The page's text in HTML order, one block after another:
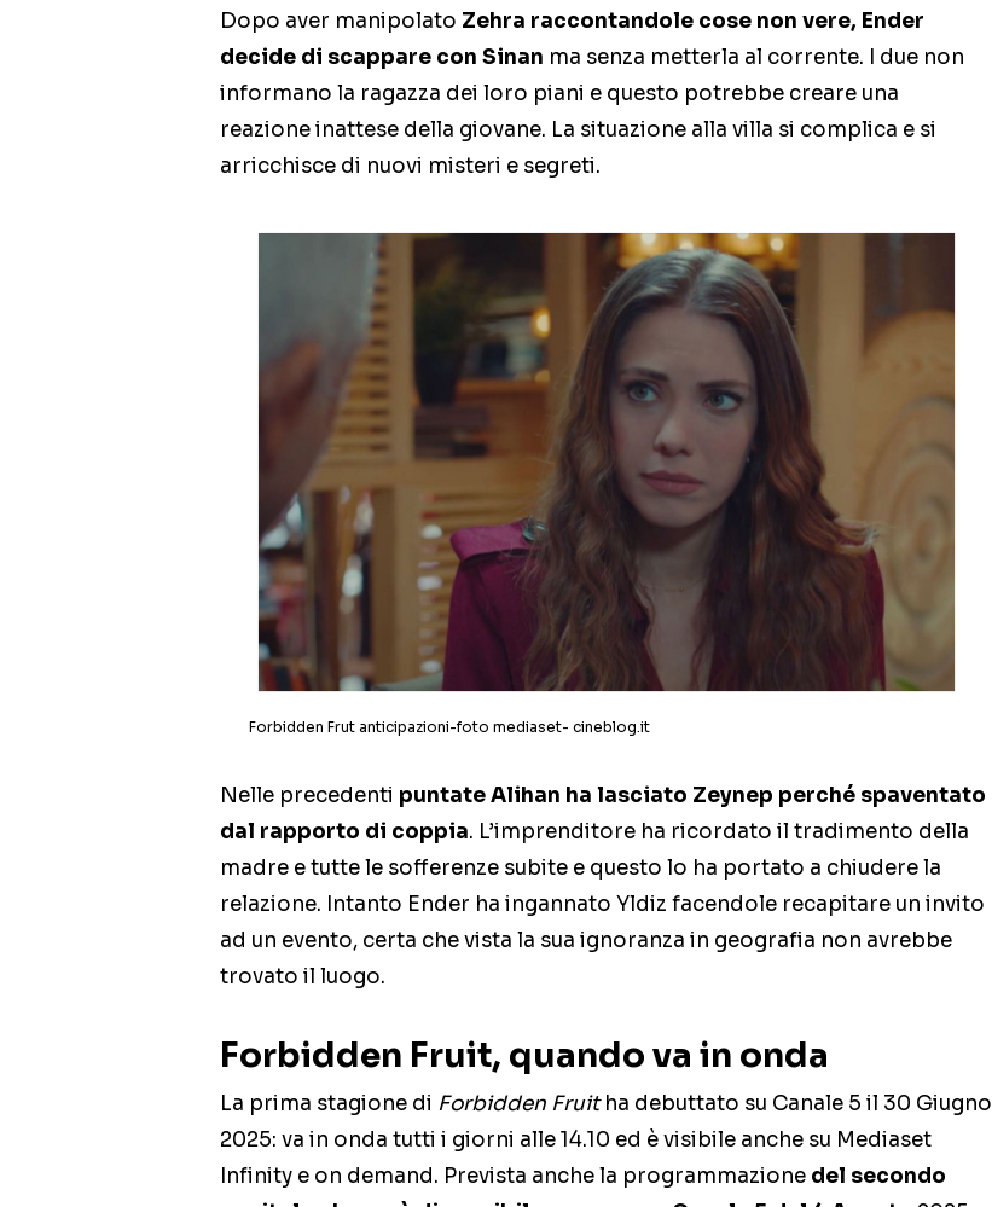
Dopo aver manipolato Zehra raccontandole cose non vere, Ender
decide di scappare con Sinan ma senza metterla al corrente. I due non
informano la ragazza dei loro piani e questo potrebbe creare una
reazione inattese della giovane. La situazione alla villa si complica e si
arricchisce di nuovi misteri e segreti.
Forbidden Frut anticipazioni-foto mediaset- cineblog.it
Nelle precedenti puntate Alihan ha lasciato Zeynep perché spaventato
dal rapporto di coppia. L’imprenditore ha ricordato il tradimento della
madre e tutte le sofferenze subite e questo lo ha portato a chiudere la
relazione. Intanto Ender ha ingannato Yldiz facendole recapitare un invito
ad un evento, certa che vista la sua ignoranza in geografia non avrebbe
trovato il luogo.
Forbidden Fruit, quando va in onda
La prima stagione di Forbidden Fruitha debuttato su Canale 5 il 30 Giugno
2025: va in onda tutti i giorni alle 14.10 ed è visibile anche su Mediaset
Infinity e on demand. Prevista anche la programmazione del secondo